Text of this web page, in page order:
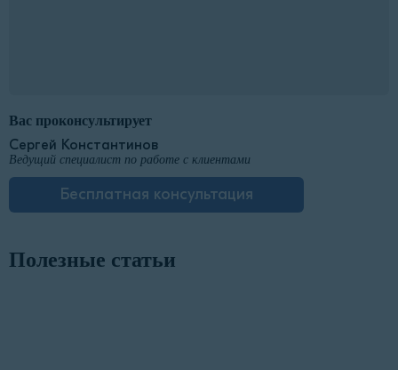
Вас проконсультирует
Сергей Константинов
Ведущий специалист по работе с клиентами
Бесплатная консультация
Полезные статьи